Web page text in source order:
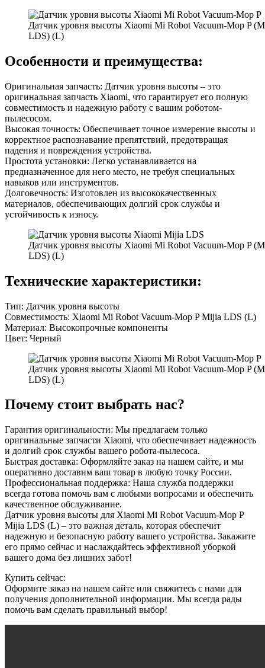
Датчик уровня высоты Xiaomi Mi Robot Vacuum-Mop P
LDS) (L)
Особенности и преимущества:
Оригинальная запчасть: Датчик уровня высоты – это
оригинальная запчасть Xiaomi, что гарантирует его полную
совместимость и надежную работу с вашим роботом-
пылесосом.
Высокая точность: Обеспечивает точное измерение высоты и
корректное распознавание препятствий, предотвращая
падения и повреждения устройства.
Простота установки: Легко устанавливается на
предназначенное для него место, не требуя специальных
навыков или инструментов.
Долговечность: Изготовлен из высококачественных
материалов, обеспечивающих долгий срок службы и
устойчивость к износу.
Датчик уровня высоты Xiaomi Mi Robot Vacuum-Mop P
LDS) (L)
Технические характеристики:
Тип: Датчик уровня высоты
Совместимость: Xiaomi Mi Robot Vacuum-Mop P Mijia LDS (L)
Материал: Высокопрочные компоненты
Цвет: Черный
Датчик уровня высоты Xiaomi Mi Robot Vacuum-Mop P
LDS) (L)
Почему стоит выбрать нас?
Гарантия оригинальности: Мы предлагаем только
оригинальные запчасти Xiaomi, что обеспечивает надежность
и долгий срок службы вашего робота-пылесоса.
Быстрая доставка: Оформляйте заказ на нашем сайте, и мы
оперативно доставим ваш товар в любую точку России.
Профессиональная поддержка: Наша служба поддержки
всегда готова помочь вам с любыми вопросами и обеспечить
качественное обслуживание.
Датчик уровня высоты для Xiaomi Mi Robot Vacuum-Mop P
Mijia LDS (L) – это важная деталь, которая обеспечит
надежную и безопасную работу вашего устройства. Закажите
его прямо сейчас и наслаждайтесь эффективной уборкой
вашего дома без лишних забот!
Купить сейчас:
Оформите заказ на нашем сайте или свяжитесь с нами для
получения дополнительной информации. Мы всегда рады
помочь вам сделать правильный выбор!